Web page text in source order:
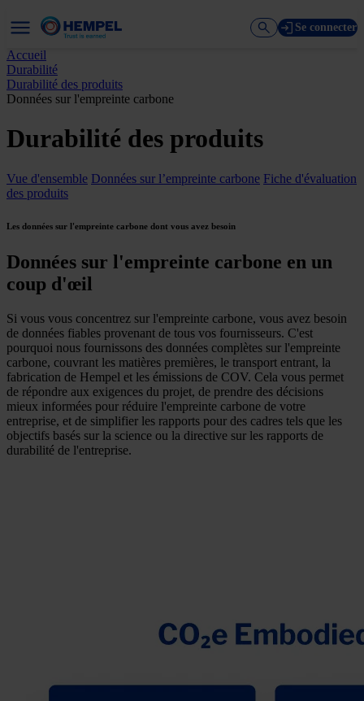
Se connecter
Accueil
Durabilité
Durabilité des produits
Données sur l'empreinte carbone
Durabilité des produits
Vue d'ensemble Données sur l’empreinte carbone Fiche d'évaluation
des produits
Les données sur l'empreinte carbone dont vous avez besoin
Données sur l'empreinte carbone en un
coup d'œil
Si vous vous concentrez sur l'empreinte carbone, vous avez besoin
de données fiables provenant de tous vos fournisseurs. C'est
pourquoi nous fournissons des données complètes sur l'empreinte
carbone, couvrant les matières premières, le transport entrant, la
fabrication de Hempel et les émissions de COV. Cela vous permet
de répondre aux exigences du projet, de prendre des décisions
mieux informées pour réduire l'empreinte carbone de votre
entreprise, et de simplifier les rapports pour des cadres tels que les
objectifs basés sur la science ou la directive sur les rapports de
durabilité de l'entreprise.